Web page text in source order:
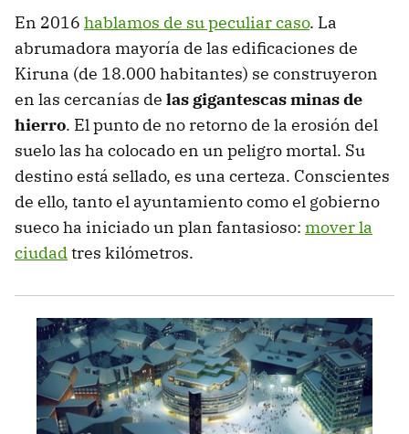
En 2016 hablamos de su peculiar caso. La
abrumadora mayoría de las edificaciones de
Kiruna (de 18.000 habitantes) se construyeron
en las cercanías de las gigantescas minas de
hierro. El punto de no retorno de la erosión del
suelo las ha colocado en un peligro mortal. Su
destino está sellado, es una certeza. Conscientes
de ello, tanto el ayuntamiento como el gobierno
sueco ha iniciado un plan fantasioso: mover la
ciudadtres kilómetros.